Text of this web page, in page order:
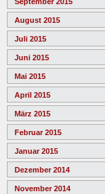
September 2015
August 2015
Juli 2015
Juni 2015
Mai 2015
April 2015
März 2015
Februar 2015
Januar 2015
Dezember 2014
November 2014